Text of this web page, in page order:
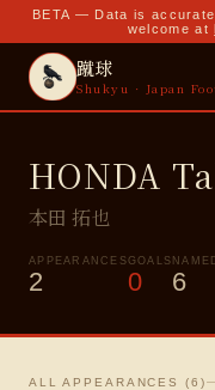
BETA — Data is
welcome at
蹴球
Shukyu · Japan
HONDA
本田 拓也
APPEARANCES
2
GOALS
0 6
ALL APPEARANCES (6 )